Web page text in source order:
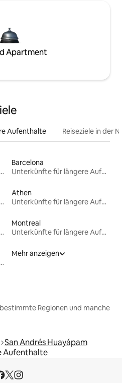
Apartment
Aufenthalte Reiseziele in der
Aufenthalte
Barcelona
Unterkünfte für längere Aufenthalte
Aufenthalte
Athen
Unterkünfte für längere Aufenthalte
Aufenthalte
Montreal
Unterkünfte für längere Aufenthalte
Aufenthalte
Mehr anzeigen
Regionen und manche
San Andrés Huayápam
Aufenthalte